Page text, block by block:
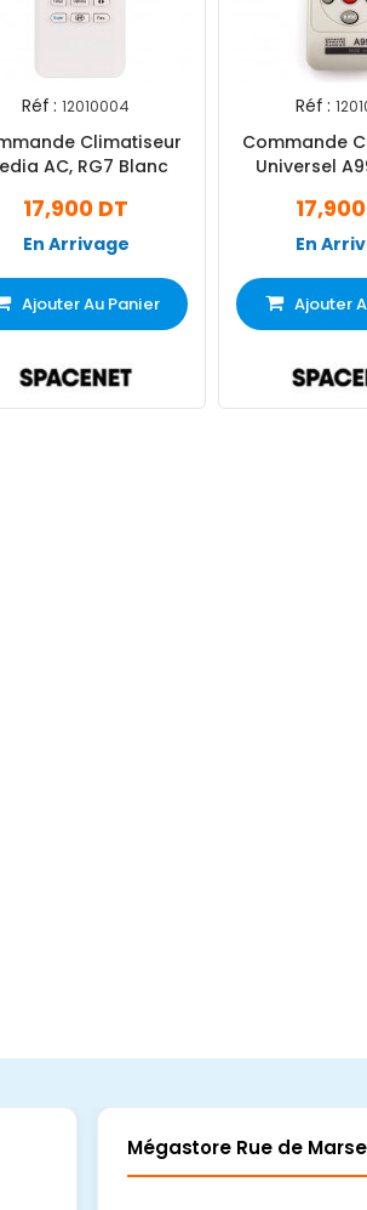
Réf : 12010004
Climatiseur
AC, RG7 Blanc
17,900 DT
En Arrivage
Ajouter Au Panier
Réf :
Commande
Universel
En
Ajouter
Mégastore Rue de